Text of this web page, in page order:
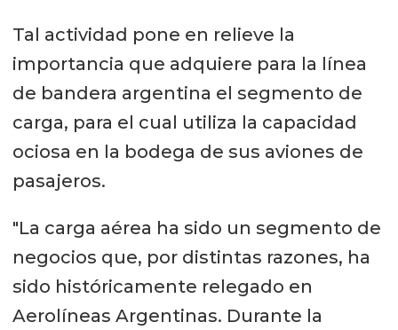
Tal actividad pone en relieve la
importancia que adquiere para la línea
de bandera argentina el segmento de
carga, para el cual utiliza la capacidad
ociosa en la bodega de sus aviones de
pasajeros.
"La carga aérea ha sido un segmento de
negocios que, por distintas razones, ha
sido históricamente relegado en
Aerolíneas Argentinas. Durante la